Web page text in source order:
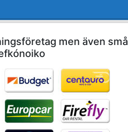
men även små